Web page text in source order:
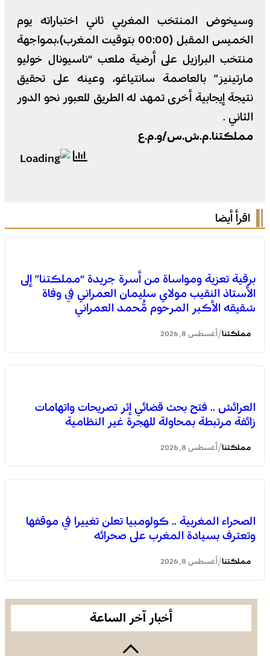
وسيخوض المنتخب المغربي ثاني اختباراته يوم
الخميس المقبل (00:00 بتوقيت المغرب)،بمواجهة
منتخب البرازيل على أرضية ملعب “ناسيونال خوليو
مارتينيز” بالعاصمة سانتياغو، وعينه على تحقيق
نتيجة إيجابية أخرى تمهد له الطريق للعبور نحو الدور
الثاني .
مملكتنا.م.ش.س/و.م.ع
اقرأ أيضا
برقية تعزية ومواساة من أسرة جريدة “مملكتنا” إلى
الأستاذ النقيب مولاي سليمان العمراني في وفاة
شقيقه الأكبر المرحوم مُّحمد العمراني
مملكتنا/ أغسطس 8, 2026
العرائش .. فتح بحث قضائي إثر تصريحات واتهامات
زائفة مرتبطة بمحاولة للهجرة غير النظامية
مملكتنا/ أغسطس 8, 2026
الصحراء المغربية .. كولومبيا تعلن تغييرا في موقفها
وتعترف بسيادة المغرب على صحرائه
مملكتنا/ أغسطس 8, 2026
أخبار آخر الساعة
برقية تعزية ومواساة من أسرة جريدة “مملكتنا” إلى الأستاذ
المرحوم مُّحمد العمراني